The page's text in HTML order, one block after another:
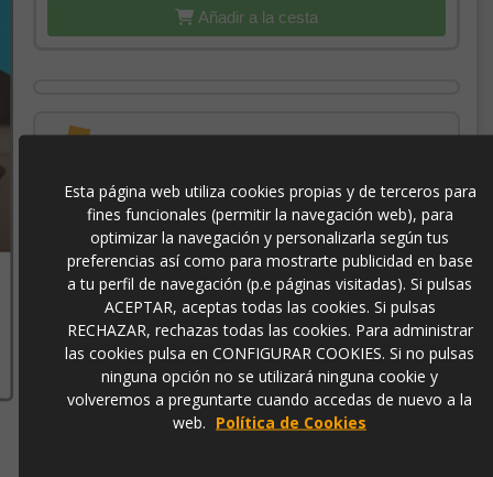
Añadir a la cesta
PROTECCIÓN AL COMPRADOR
con el sello
de garantía Trusted Shops
-3% DE DESCUENTO EXTRApara pagos con
transferencia bancaria
bd01-2
Esta página web utiliza cookies propias y de terceros para
fines funcionales (permitir la navegación web), para
optimizar la navegación y personalizarla según tus
preferencias así como para mostrarte publicidad en base
a tu perfil de navegación (p.e páginas visitadas). Si pulsas
ACEPTAR, aceptas todas las cookies. Si pulsas
RECHAZAR, rechazas todas las cookies. Para administrar
las cookies pulsa en CONFIGURAR COOKIES. Si no pulsas
ninguna opción no se utilizará ninguna cookie y
volveremos a preguntarte cuando accedas de nuevo a la
web. Política de Cookies